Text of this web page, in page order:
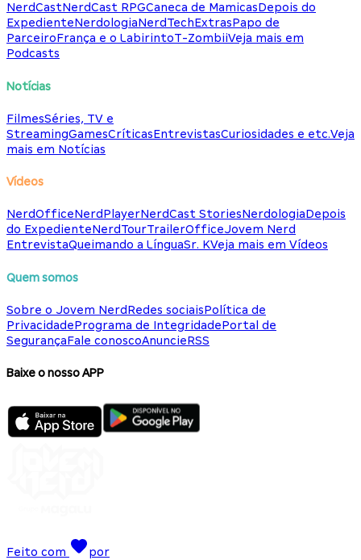
NerdCastNerdCast RPGCaneca de MamicasDepois do
ExpedienteNerdologiaNerdTechExtrasPapo de
ParceiroFrança e o LabirintoT-ZombiiVeja mais em
Podcasts
Notícias
FilmesSéries, TV e
StreamingGamesCríticasEntrevistasCuriosidades e etc.Veja
mais em Notícias
Vídeos
NerdOfficeNerdPlayerNerdCast StoriesNerdologiaDepois
do ExpedienteNerdTourTrailerOfficeJovem Nerd
EntrevistaQueimando a LínguaSr. KVeja mais em Vídeos
Quem somos
Sobre o Jovem NerdRedes sociaisPolítica de
PrivacidadePrograma de IntegridadePortal de
SegurançaFale conoscoAnuncieRSS
Baixe o nosso APP
Feito com
por